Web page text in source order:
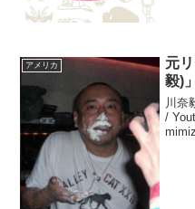
アメリカ
元
毅)
川奈
/